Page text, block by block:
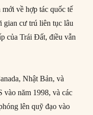
về hợp tác quốc tế
gian cư trú liên tục lâu
của Trái Đất, điều vẫn
Nhật Bản, và
vào năm 1998, và các
lên quỹ đạo vào